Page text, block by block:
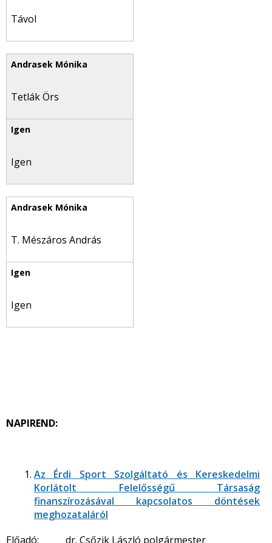
Távol
Tetlák Örs
Igen
T. Mészáros András
Igen
NAPIREND:
Az Érdi Sport Szolgáltató és Kereskedelmi
Korlátolt Felelősségű Társaság
finanszírozásával kapcsolatos döntések
meghozataláról
Előadó: dr. Csőzik László polgármester